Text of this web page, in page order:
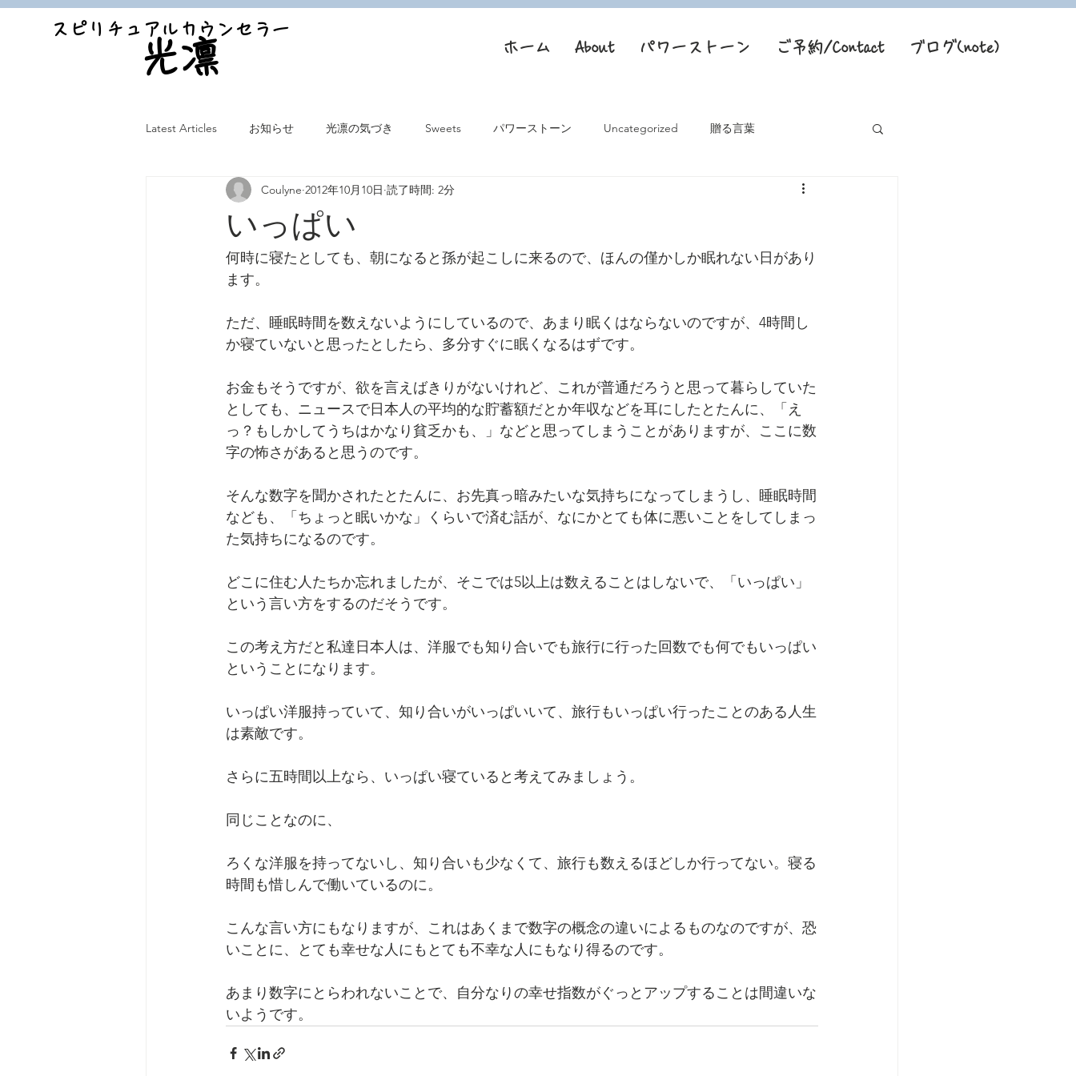
スピリチュアルカウンセラー
光凛 ホーム About パワーストーン ご予約/Contact ブログ(note)
Latest Articles お知らせ 光凛の気づき Sweets パワーストーン Uncategorized 贈る言葉
いっぱい
Coulyne 2012年10月10日 読了時間: 2分
何時に寝たとしても、朝になると孫が起こしに来るので、ほんの僅かしか眠れない日があり
ます。
ただ、睡眠時間を数えないようにしているので、あまり眠くはならないのですが、4時間し
か寝ていないと思ったとしたら、多分すぐに眠くなるはずです。
お金もそうですが、欲を言えばきりがないけれど、これが普通だろうと思って暮らしていた
としても、ニュースで日本人の平均的な貯蓄額だとか年収などを耳にしたとたんに、「え
っ？もしかしてうちはかなり貧乏かも、」などと思ってしまうことがありますが、ここに数
字の怖さがあると思うのです。
そんな数字を聞かされたとたんに、お先真っ暗みたいな気持ちになってしまうし、睡眠時間
なども、「ちょっと眠いかな」くらいで済む話が、なにかとても体に悪いことをしてしまっ
た気持ちになるのです。
どこに住む人たちか忘れましたが、そこでは5以上は数えることはしないで、「いっぱい」
という言い方をするのだそうです。
この考え方だと私達日本人は、洋服でも知り合いでも旅行に行った回数でも何でもいっぱい
ということになります。
いっぱい洋服持っていて、知り合いがいっぱいいて、旅行もいっぱい行ったことのある人生
は素敵です。
さらに五時間以上なら、いっぱい寝ていると考えてみましょう。
同じことなのに、
ろくな洋服を持ってないし、知り合いも少なくて、旅行も数えるほどしか行ってない。寝る
時間も惜しんで働いているのに。
こんな言い方にもなりますが、これはあくまで数字の概念の違いによるものなのですが、恐
いことに、とても幸せな人にもとても不幸な人にもなり得るのです。
あまり数字にとらわれないことで、自分なりの幸せ指数がぐっとアップすることは間違いな
いようです。